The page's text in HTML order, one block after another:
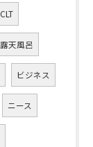
CLT
露天風呂
ビジネス
ニース